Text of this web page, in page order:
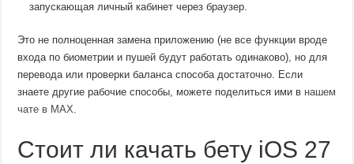
запускающая личный кабинет через браузер.
Это не полноценная замена приложению (не все функции вроде
входа по биометрии и пушей будут работать одинаково), но для
перевода или проверки баланса способа достаточно. Если
знаете другие рабочие способы, можете поделиться ими в нашем
чате в MAX.
Стоит ли качать бету iOS 27